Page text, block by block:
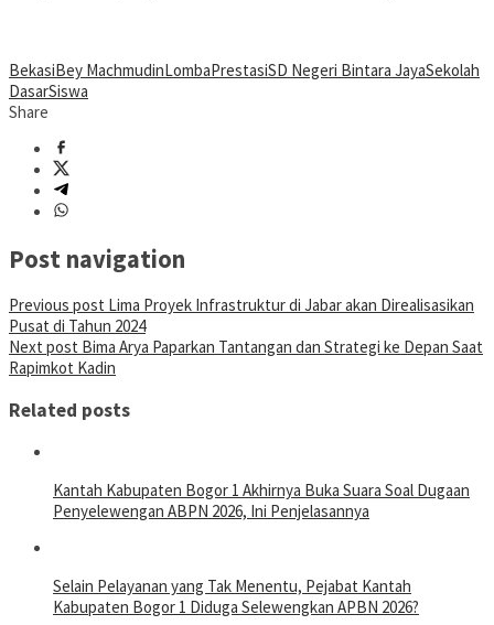
BekasiBey MachmudinLombaPrestasiSD Negeri Bintara JayaSekolah
DasarSiswa
Share
Post navigation
Previous post Lima Proyek Infrastruktur di Jabar akan Direalisasikan
Pusat di Tahun 2024
Next post Bima Arya Paparkan Tantangan dan Strategi ke Depan Saat
Rapimkot Kadin
Related posts
Kantah Kabupaten Bogor 1 Akhirnya Buka Suara Soal Dugaan
Penyelewengan ABPN 2026, Ini Penjelasannya
Selain Pelayanan yang Tak Menentu, Pejabat Kantah
Kabupaten Bogor 1 Diduga Selewengkan APBN 2026?